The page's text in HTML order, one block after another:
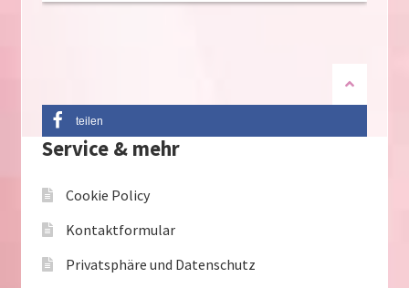
teilen
Service & mehr
Cookie Policy
Kontaktformular
Privatsphäre und Datenschutz